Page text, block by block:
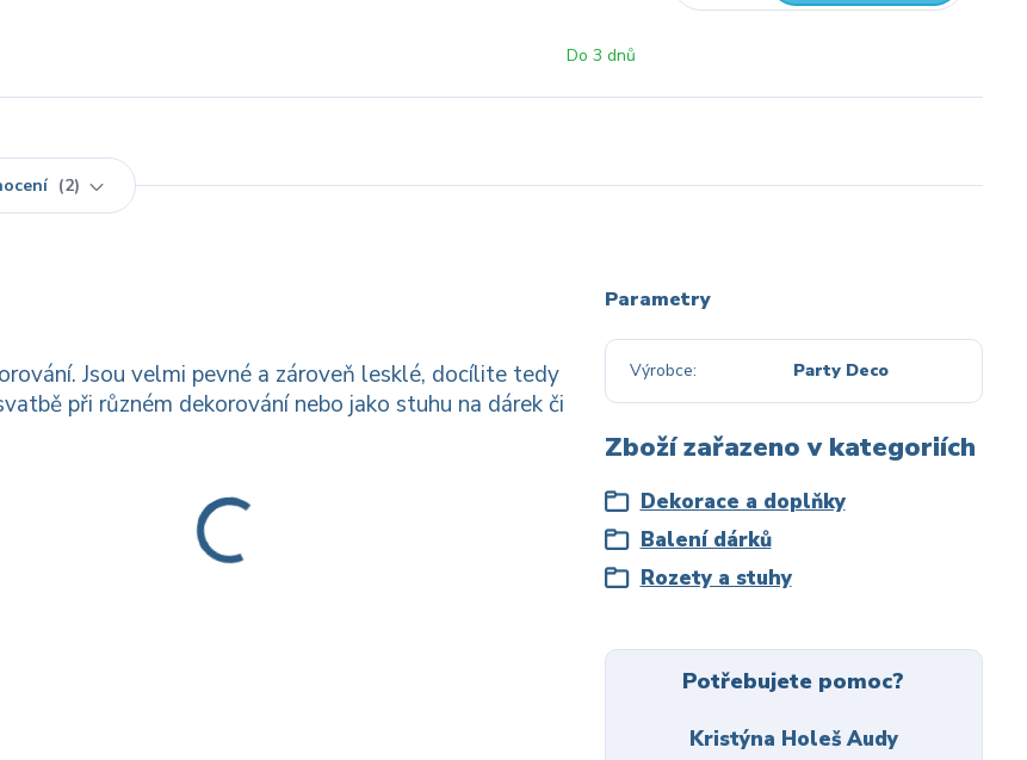
Do 3 dnů
2
Jsou velmi pevné a zároveň lesklé, docílite tedy
při různém dekorování nebo jako stuhu na dárek či
Parametry
Výrobce Party Deco
Zboží zařazeno v kategoriích
Dekorace a doplňky
Balení dárků
Rozety a stuhy
Potřebujete pomoc?
Kristýna Holeš Audy